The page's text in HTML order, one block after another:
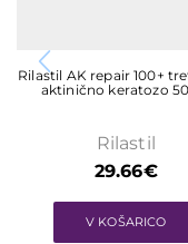
Rilastil AK repair 100+
aktinično keratozo
Rilastil
29.66€
V KOŠARICO